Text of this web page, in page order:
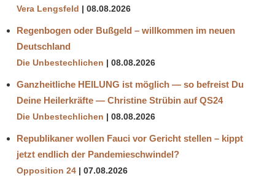
Vera Lengsfeld 08.08.2026
Regenbogen oder Bußgeld – willkommen im neuen
Deutschland
Die Unbestechlichen 08.08.2026
Ganzheitliche HEILUNG ist möglich — so befreist Du
Deine Heilerkräfte — Christine Strübin auf QS24
Die Unbestechlichen 08.08.2026
Republikaner wollen Fauci vor Gericht stellen – kippt
jetzt endlich der Pandemieschwindel?
Opposition 24 07.08.2026